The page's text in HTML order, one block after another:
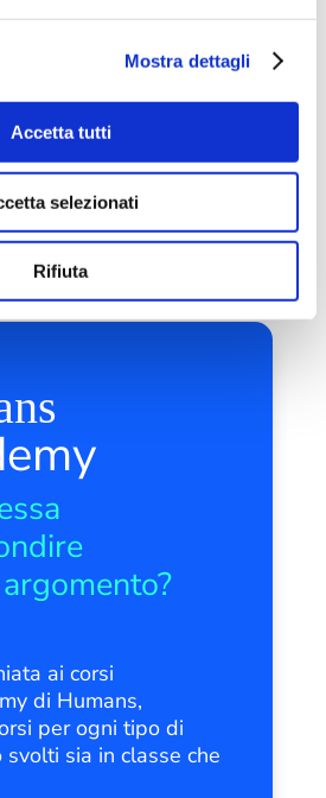
Mostra dettagli
Accetta tutti
selezionati
Rifiuta
ai corsi
di Humans,
per ogni tipo di
svolti sia in classe che